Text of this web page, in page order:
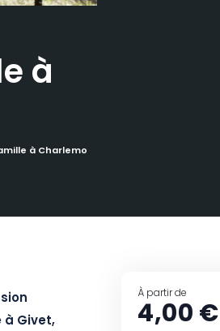
à
à Charlemont
Givet,
À partir de
4,00 €